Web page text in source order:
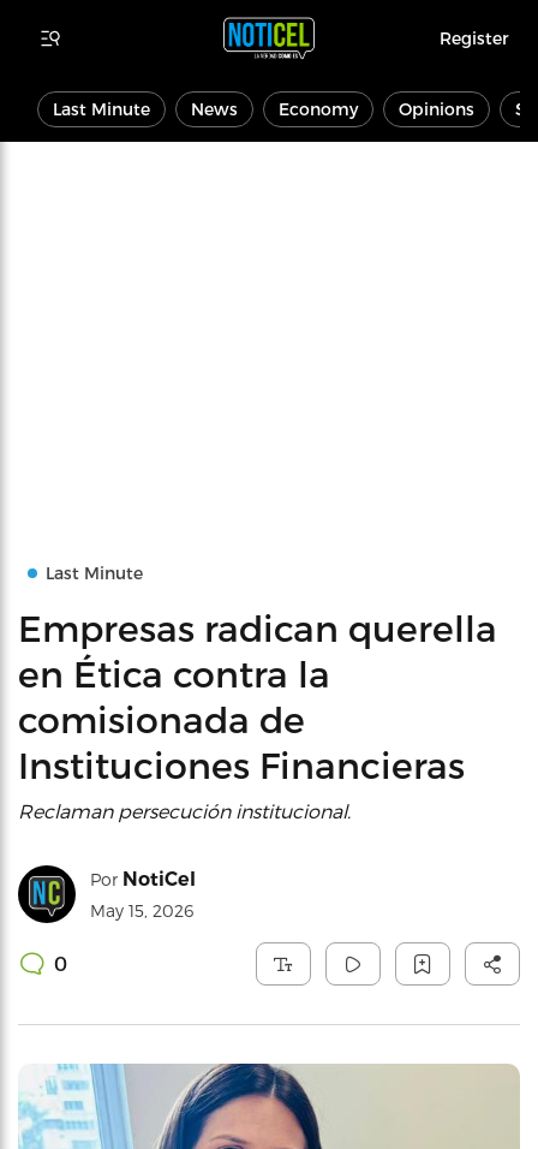
Register
Last Minute News Economy Opinions
Last Minute
Empresas radican querella
en Ética contra la
comisionada de
Instituciones Financieras
Reclaman persecución institucional.
Por NotiCel
May 15, 2026
0